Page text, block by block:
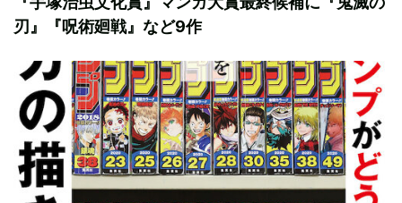
刃』『呪術廻戦』など9作